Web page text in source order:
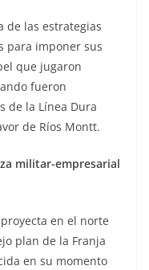
de las estrategias
para imponer sus
que jugaron
fueron
de la Línea Dura
de Ríos Montt.
militar-empresarial
en el norte
plan de la Franja
en su momento